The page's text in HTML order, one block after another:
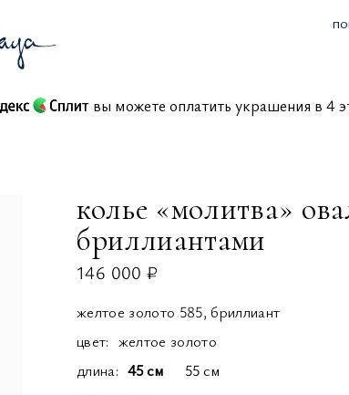
вы можете оплатить украшения в
колье «молитва»
бриллиантами
146 000 ₽
желтое золото 585, бриллиант
цвет: желтое золото
длина
45 см 55 см